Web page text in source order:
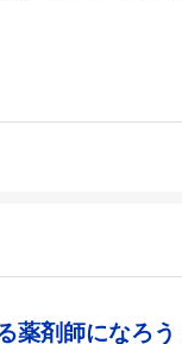
薬剤師になろう